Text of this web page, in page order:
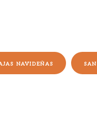
NAVIDEÑAS